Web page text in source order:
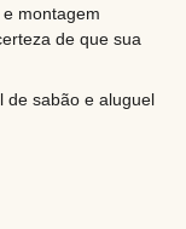
montagem
de que sua
de sabão e aluguel